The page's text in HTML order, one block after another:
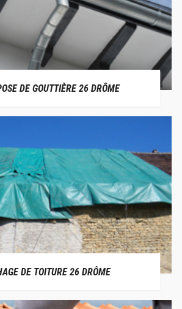
DE GOUTTIÈRE 26 DRÔME
DE TOITURE 26 DRÔME